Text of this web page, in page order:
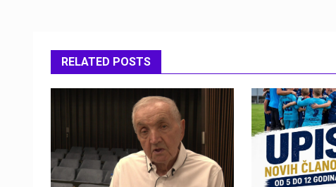
RELATED POSTS